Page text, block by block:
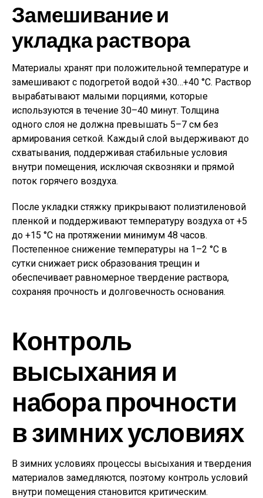
Замешивание и
укладка раствора
Материалы хранят при положительной температуре и
замешивают с подогретой водой +30…+40 °C. Раствор
вырабатывают малыми порциями, которые
используются в течение 30–40 минут. Толщина
одного слоя не должна превышать 5–7 см без
армирования сеткой. Каждый слой выдерживают до
схватывания, поддерживая стабильные условия
внутри помещения, исключая сквозняки и прямой
поток горячего воздуха.
После укладки стяжку прикрывают полиэтиленовой
пленкой и поддерживают температуру воздуха от +5
до +15 °C на протяжении минимум 48 часов.
Постепенное снижение температуры на 1–2 °C в
сутки снижает риск образования трещин и
обеспечивает равномерное твердение раствора,
сохраняя прочность и долговечность основания.
Контроль
высыхания и
набора прочности
в зимних условиях
В зимних условиях процессы высыхания и твердения
материалов замедляются, поэтому контроль условий
внутри помещения становится критическим.